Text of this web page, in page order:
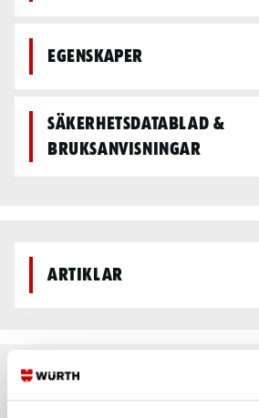
Egenskaper
Säkerhetsdatablad &
bruksanvisningar
Artiklar
Rekommenderat baserat